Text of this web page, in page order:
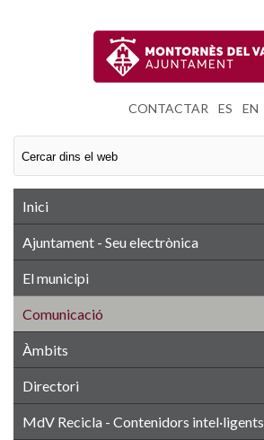
CONTACTAR ES EN
Inici
Ajuntament - Seu electrònica
El municipi
Comunicació
Àmbits
Directori
MdV Recicla - Contenidors intel·ligents